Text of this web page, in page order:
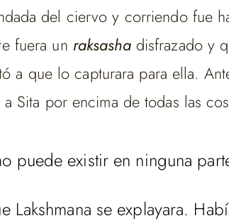
del ciervo y corriendo fue
fuera un raksashadisfrazado y
a que lo capturara para ella.
Sita por encima de todas las
puede existir en ninguna
se explayara.